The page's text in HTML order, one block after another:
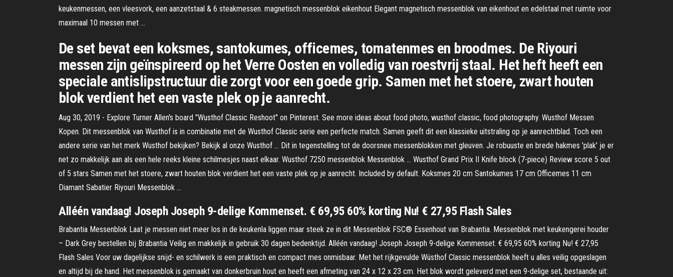
keukenmessen, een vleesvork, een aanzetstaal & 6 steakmessen. magnetisch messenblok eikenhout Elegant magnetisch messenblok van eikenhout en edelstaal met ruimte voor
maximaal 10 messen met …
De set bevat een koksmes, santokumes, officemes, tomatenmes en broodmes. De Riyouri
messen zijn geïnspireerd op het Verre Oosten en volledig van roestvrij staal. Het heft heeft een
speciale antislipstructuur die zorgt voor een goede grip. Samen met het stoere, zwart houten
blok verdient het een vaste plek op je aanrecht.
Aug 30, 2019 - Explore Turner Allen's board "Wusthof Classic Reshoot" on Pinterest. See more ideas about food photo, wusthof classic, food photography. Wusthof Messen
Kopen. Dit messenblok van Wusthof is in combinatie met de Wusthof Classic serie een perfecte match. Samen geeft dit een klassieke uitstraling op je aanrechtblad. Toch een
andere serie van het merk Wusthof bekijken? Bekijk al onze Wusthof … Dit in tegenstelling tot de doorsnee messenblokken met gleuven. Je robuuste en brede hakmes 'plak' je er
net zo makkelijk aan als een hele reeks kleine schilmesjes naast elkaar. Wusthof 7250 messenblok Messenblok … Wusthof Grand Prix II Knife block (7-piece) Review score 5 out
of 5 stars Samen met het stoere, zwart houten blok verdient het een vaste plek op je aanrecht. Included by default. Koksmes 20 cm Santokumes 17 cm Officemes 11 cm
Diamant Sabatier Riyouri Messenblok …
Alléén vandaag! Joseph Joseph 9-delige Kommenset. € 69,95 60% korting Nu! € 27,95 Flash Sales
Brabantia Messenblok Laat je messen niet meer los in de keukenla liggen maar steek ze in dit Messenblok FSC® Essenhout van Brabantia. Messenblok met keukengerei houder
– Dark Grey bestellen bij Brabantia Veilig en makkelijk in gebruik 30 dagen bedenktijd. Alléén vandaag! Joseph Joseph 9-delige Kommenset. € 69,95 60% korting Nu! € 27,95
Flash Sales Voor uw dagelijkse snijd- en schilwerk is een praktisch en compact mes onmisbaar. Met het rijkgevulde Wüsthof Classic messenblok heeft u alles veilig opgeslagen
en altijd bij de hand. Het messenblok is gemaakt van donkerbruin hout en heeft een afmeting van 24 x 12 x 23 cm. Het blok wordt geleverd met een 9-delige set, bestaande uit: